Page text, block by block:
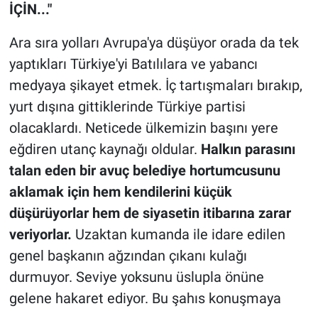
İÇİN..."
Ara sıra yolları Avrupa'ya düşüyor orada da tek
yaptıkları Türkiye'yi Batılılara ve yabancı
medyaya şikayet etmek. İç tartışmaları bırakıp,
yurt dışına gittiklerinde Türkiye partisi
olacaklardı. Neticede ülkemizin başını yere
eğdiren utanç kaynağı oldular. Halkın parasını
talan eden bir avuç belediye hortumcusunu
aklamak için hem kendilerini küçük
düşürüyorlar hem de siyasetin itibarına zarar
veriyorlar. Uzaktan kumanda ile idare edilen
genel başkanın ağzından çıkanı kulağı
durmuyor. Seviye yoksunu üslupla önüne
gelene hakaret ediyor. Bu şahıs konuşmaya